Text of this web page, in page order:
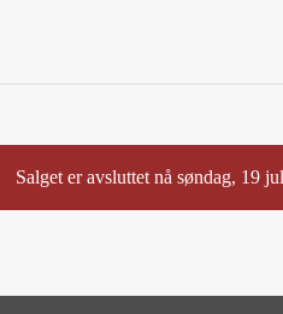
Salget er avsluttet nå søndag, 19